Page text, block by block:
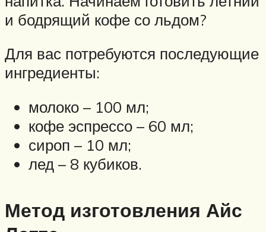
и бодрящий кофе со льдом?
Для вас потребуются последующие
ингредиенты:
молоко – 100 мл;
кофе эспрессо – 60 мл;
сироп – 10 мл;
лед – 8 кубиков.
Метод изготовления Айс